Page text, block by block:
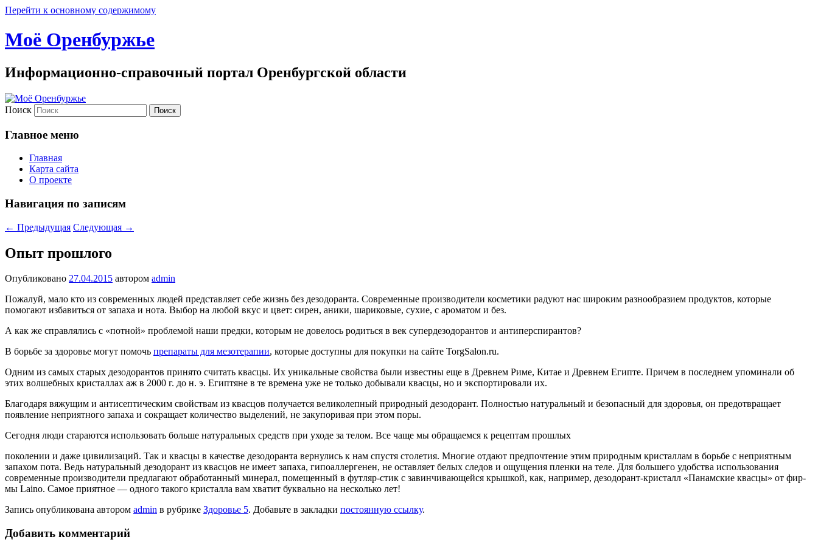
Перейти к основному содержимому
Моё Оренбуржье
Информационно-справочный портал Оренбургской области
Поиск
Главное меню
Главная
Карта сайта
О проекте
Навигация по записям
← Предыдущая Следующая →
Опыт прошлого
Опубликовано 27.04.2015 автором admin
Пожалуй, мало кто из современных людей представляет себе жизнь без дезодоранта. Современные производители косметики радуют нас широким разнообразием продуктов, которые
помогают избавиться от запаха и нота. Выбор на любой вкус и цвет: сирен, аники, шариковые, сухие, с ароматом и без.
А как же справлялись с «потной» проблемой наши предки, которым не довелось родиться в век супердезодорантов и антиперспирантов?
В борьбе за здоровье могут помочь препараты для мезотерапии, которые доступны для покупки на сайте TorgSalon.ru.
Одним из самых старых де­зодорантов принято считать квасцы. Их уникальные свой­ства были известны еще в Древ­нем Риме, Китае и Древнем Египте. Причем в последнем упоминали об
этих волшебных кристаллах аж в 2000 г. до н. э. Египтяне в те времена уже не только добывали квасцы, но и экспортировали их.
Благодаря вяжущим и антисептическим свойствам из квасцов получается вели­колепный природный дезо­дорант. Полностью натураль­ный и безопасный для здо­ровья, он предотвращает
появление неприятного за­паха и сокращает количество выделений, не закупоривая при этом поры.
Сегодня люди стараются использовать больше нату­ральных средств при уходе за телом. Все чаще мы обра­щаемся к рецептам прошлых
поколении и даже цивилиза­ций. Так и квасцы в качестве дезодоранта вернулись к нам спустя столетия. Многие от­дают предпочтение этим при­родным кристаллам в борьбе с неприятным
запахом пота. Ведь натуральный дезодорант из квасцов не имеет запаха, гипоаллергенен, не оставля­ет белых следов и ощущения пленки на теле. Для больше­го удобства использования
современные производите­ли предлагают обработан­ный минерал, помещенный в футляр-стик с завинчиваю­щейся крышкой, как, напри­мер, дезодорант-кристалл «Панамские квасцы» от фир­
мы Laino. Самое приятное — одного такого кристалла вам хватит буквально на несколь­ко лет!
Запись опубликована автором admin в рубрике Здоровье 5. Добавьте в закладки постоянную ссылку.
Добавить комментарий